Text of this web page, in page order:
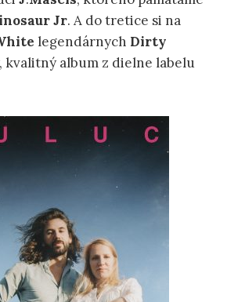
Jr. A do tretice si na
legendárnych Dirty
kvalitný album z dielne labelu